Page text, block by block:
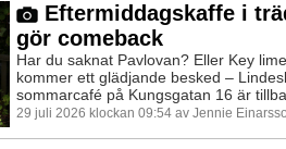
Eftermiddagskaffe i
gör comeback
Har du saknat Pavlovan? Eller Key
kommer ett glädjande besked –
sommarcafé på Kungsgatan 16 är
29 juli 2026 klockan 09:54 av Jennie